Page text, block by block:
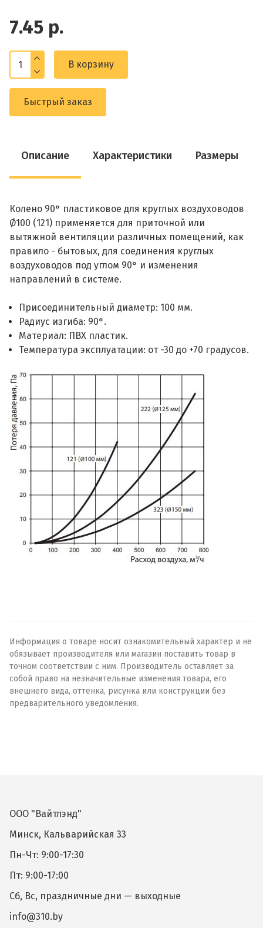
7.45 р.
В корзину
Быстрый заказ
Описание Характеристики Размеры
Колено 90° пластиковое для круглых воздуховодов
Ø100 (121) применяется для приточной или
вытяжной вентиляции различных помещений, как
правило - бытовых, для соединения круглых
воздуховодов под углом 90° и изменения
направлений в системе.
Присоединительный диаметр: 100 мм.
Радиус изгиба: 90°.
Материал: ПВХ пластик.
Температура эксплуатации: от -30 до +70 градусов.
Информация о товаре носит ознакомительный характер и не
обязывает производителя или магазин поставить товар в
точном соответствии с ним. Производитель оставляет за
собой право на незначительные изменения товара, его
внешнего вида, оттенка, рисунка или конструкции без
предварительного уведомления.
ООО "Вайтлэнд"
Минск, Кальварийская 33
Пн-Чт: 9:00-17:30
Пт: 9:00-17:00
Сб, Вс, праздничные дни — выходные
info@310.by